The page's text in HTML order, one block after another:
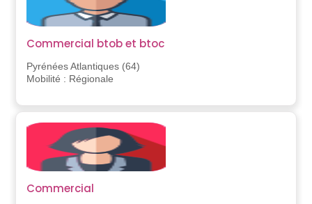
Commercial btob et btoc
Pyrénées Atlantiques (64)
Mobilité : Régionale
Commercial